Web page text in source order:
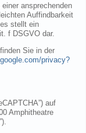
ansprechenden
Auffindbarkeit
stellt ein
f DSGVO dar.
Sie in der
privacy?
auf
Amphitheatre